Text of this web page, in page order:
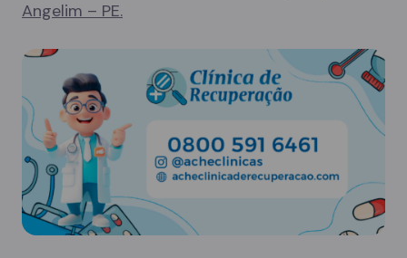
Angelim – PE.